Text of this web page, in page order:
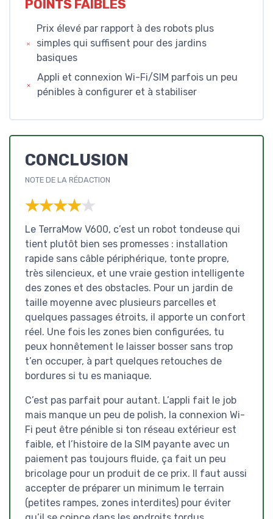
POINTS FAIBLES
Prix élevé par rapport à des robots plus
simples qui suffisent pour des jardins
basiques
Appli et connexion Wi-Fi/SIM parfois un peu
pénibles à configurer et à stabiliser
CONCLUSION
NOTE DE LA RÉDACTION
★★★★★
★★★★★
Le TerraMow V600, c’est un robot tondeuse qui
tient plutôt bien ses promesses : installation
rapide sans câble périphérique, tonte propre,
très silencieux, et une vraie gestion intelligente
des zones et des obstacles. Pour un jardin de
taille moyenne avec plusieurs parcelles et
quelques passages étroits, il apporte un confort
réel. Une fois les zones bien configurées, tu
peux honnêtement le laisser bosser sans trop
t’en occuper, à part quelques retouches de
bordures si tu es maniaque.
C’est pas parfait pour autant. L’appli fait le job
mais manque un peu de polish, la connexion Wi-
Fi peut être pénible si ton réseau extérieur est
faible, et l’histoire de la SIM payante avec un
paiement pas toujours fluide, ça fait un peu
bricolage pour un produit de ce prix. Il faut aussi
accepter de préparer un minimum le terrain
(petites rampes, zones interdites) pour éviter